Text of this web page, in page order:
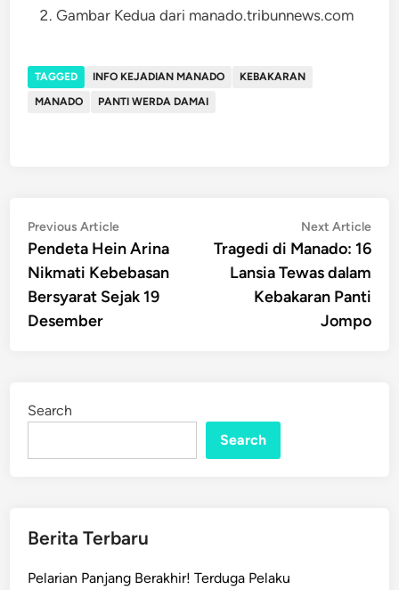
Gambar Kedua dari manado.tribunnews.com
TAGGED INFO KEJADIAN MANADO
KEBAKARAN
MANADO
PANTI WERDA DAMAI
Post
navigation
Previous ArticlePrevious
article:
Pendeta Hein Arina
Nikmati Kebebasan
Bersyarat Sejak 19
Desember
Next Article
Tragedi di Manado: 16
Lansia Tewas dalam
Kebakaran Panti
Jompo
Search
Search
Berita Terbaru
Pelarian Panjang Berakhir! Terduga Pelaku